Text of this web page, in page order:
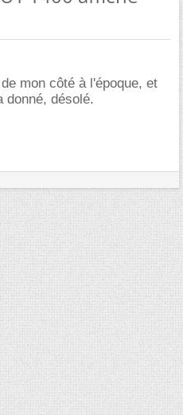
mon côté à l'époque, et
donné, désolé.